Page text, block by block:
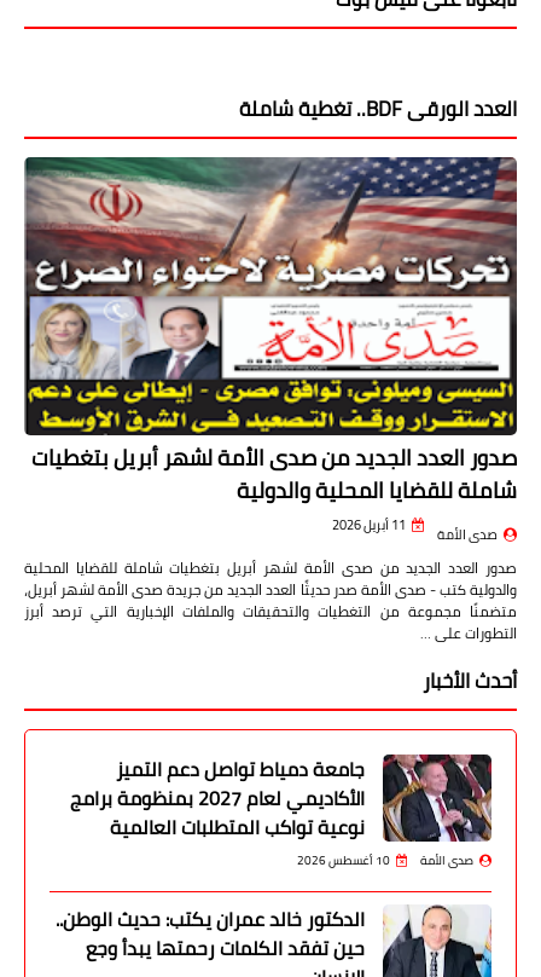
العدد الورقى BDF.. تغطية شاملة
صدور العدد الجديد من صدى الأمة لشهر أبريل بتغطيات
شاملة للقضايا المحلية والدولية
صدى الأمة 11 أبريل 2026
صدور العدد الجديد من صدى الأمة لشهر أبريل بتغطيات شاملة للقضايا المحلية
والدولية كتب - صدى الأمة صدر حديثًا العدد الجديد من جريدة صدى الأمة لشهر أبريل،
متضمنًا مجموعة من التغطيات والتحقيقات والملفات الإخبارية التي ترصد أبرز
التطورات على …
أحدث الأخبار
جامعة دمياط تواصل دعم التميز
الأكاديمي لعام 2027 بمنظومة برامج
نوعية تواكب المتطلبات العالمية
صدى الأمة 10 أغسطس 2026
الدكتور خالد عمران يكتب: حديث الوطن..
حين تفقد الكلمات رحمتها يبدأ وجع